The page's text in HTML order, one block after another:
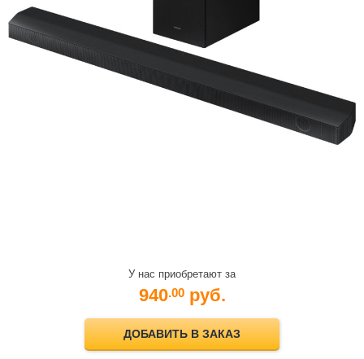
У нас приобретают за
940.00 руб.
ДОБАВИТЬ В ЗАКАЗ